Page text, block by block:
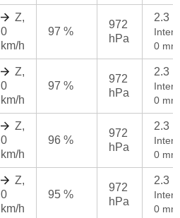
Z,
0
km/h
97 %
972
hPa
2.3
0
Z,
0
km/h
97 %
972
hPa
2.3
0
Z,
0
km/h
96 %
972
hPa
2.3
0
Z,
0
km/h
95 %
972
hPa
2.3
0